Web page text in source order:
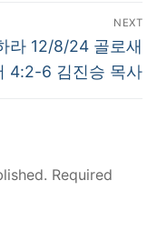
NEXT
라 12/8/24 골로새
4:2-6 김진승 목사
Required